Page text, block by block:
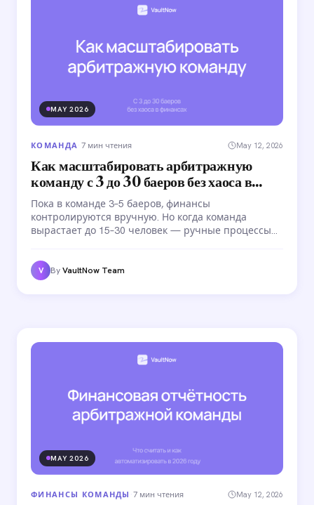
MAY 2026
КОМАНДА · 7 мин чтения May 12, 2026
Как масштабировать арбитражную
команду с 3 до 30 баеров без хаоса в
финансах
Пока в команде 3–5 баеров, финансы
контролируются вручную. Но когда команда
вырастает до 15–30 человек — ручные процессы
рутиной. Разбираем три фазы роста и что делать
на каждом этапе.
V ByVaultNow Team
MAY 2026
ФИНАНСЫ КОМАНДЫ ·7 мин чтения May 12, 2026